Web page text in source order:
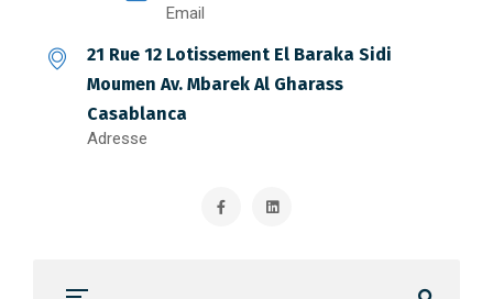
Email
21 Rue 12 Lotissement El Baraka Sidi
Moumen Av. Mbarek Al Gharass
Casablanca
Adresse